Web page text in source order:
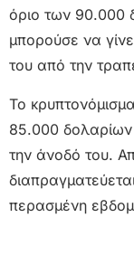
όριο των 90.000
μπορούσε να
του από την
Το
85.000 δολαρίων
την άνοδό του.
περασμένη